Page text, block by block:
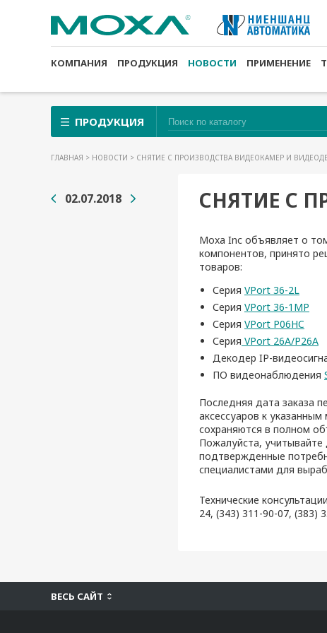
КОМПАНИЯ ПРОДУКЦИЯ НОВОСТИ ПРИМЕНЕНИЕ
ПРОДУКЦИЯ
ГЛАВНАЯ > НОВОСТИ > СНЯТИЕ С ПРОИЗВОДСТВА ВИДЕОКАМЕР И
02.07.2018 СНЯТИЕ С
Moxa Inc объявляет о
компонентов, принято
товаров:
Серия VPort 36-2L
Серия VPort 36-1MP
Серия VPort P06HC
Серия VPort 26A/P26A
Декодер IP-
ПО видеонаблюдения
Последняя дата заказа
аксессуаров к
сохраняются в полном
Пожалуйста, учитывайте
подтвержденные
специалистами для
Технические
24, (343) 311-90-07, (383)
ВЕСЬ САЙТ